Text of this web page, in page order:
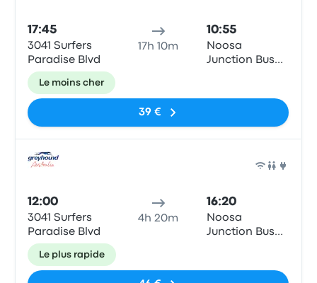
17:45
3041 Surfers
Paradise Blvd
17h 10m
10:55
Noosa
Junction Bus
Le moins cher
39 €
12:00
3041 Surfers
Paradise Blvd
4h 20m
16:20
Noosa
Junction Bus
Le plus rapide